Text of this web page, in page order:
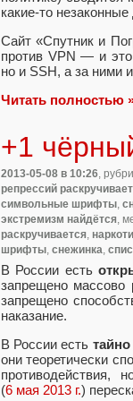
какие-то
Сайт «Спутник и
против VPN — и
но и SSH, а за ними
Читать полностью
+1
2013-05-08 в 10:26,
репрессий
символьные шрифты,
экстремизм найдётся,
раскручивается,
шрифты, снежинка,
В России есть
запрещено массово
запрещено
наказание.
В России есть тайно
они теоретически
противодействия,
(6 мая 2013 г.)